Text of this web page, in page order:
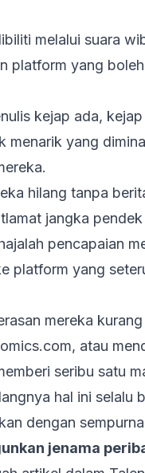
melalui suara
platform yang
kejap ada,
yang
hilang tanpa
jangka
pencapaian
platform yang
mereka
atau
seribu satu
hal ini
dengan
jenama